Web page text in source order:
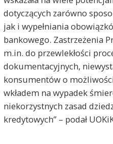
dotyczących zarówno
jak i wypełniania
bankowego. Zastrzeżenia
m.in. do przewlekłości
dokumentacyjnych,
konsumentów o
wkładem na wypadek
niekorzystnych zasad
kredytowych” – podał